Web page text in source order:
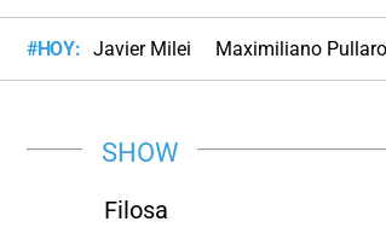
#HOY: Javier Milei Maximiliano Pullaro
SHOW
Filosa